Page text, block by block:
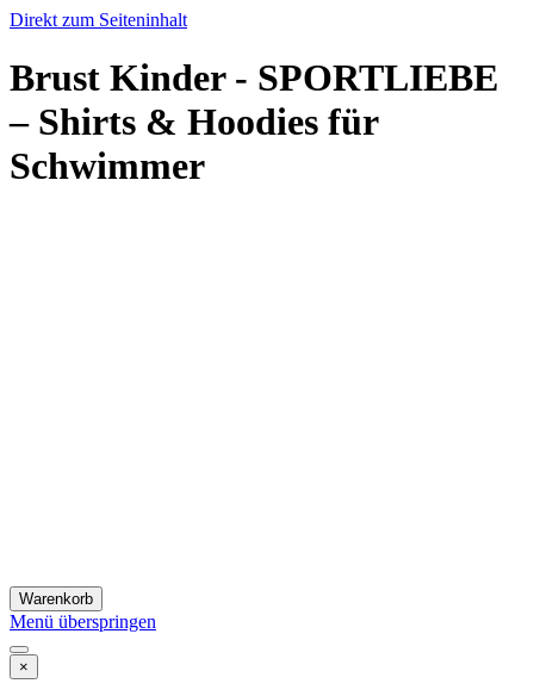
Direkt zum Seiteninhalt
Brust Kinder - SPORTLIEBE
– Shirts & Hoodies für
Schwimmer
Warenkorb
Menü überspringen
×